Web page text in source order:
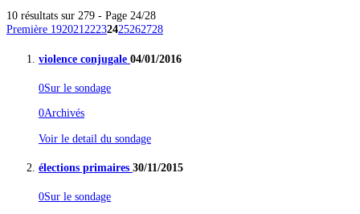
10 résultats sur 279 - Page 24/28
Première 19202122232425262728
violence conjugale 04/01/2016
0Sur le sondage
0Archivés
Voir le detail du sondage
élections primaires 30/11/2015
0Sur le sondage